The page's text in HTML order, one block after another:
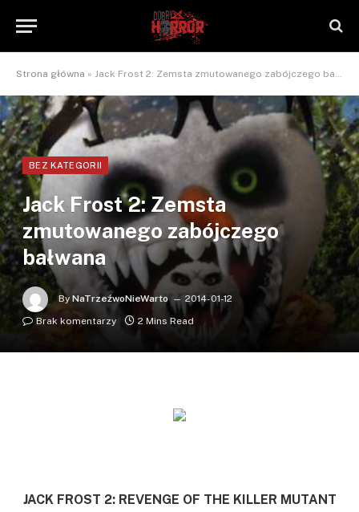
Strona główna » Jack Frost 2: Zemsta zmutowanego zabójczego bałwana
BEZ KATEGORII
Jack Frost 2: Zemsta
zmutowanego zabójczego
bałwana
By NaTrzeźwoNieWarto
2014-01-12
Brak komentarzy
2 Mins Read
JACK FROST 2: REVENGE OF THE KILLER MUTANT